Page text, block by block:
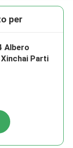
per
Albero
Parti